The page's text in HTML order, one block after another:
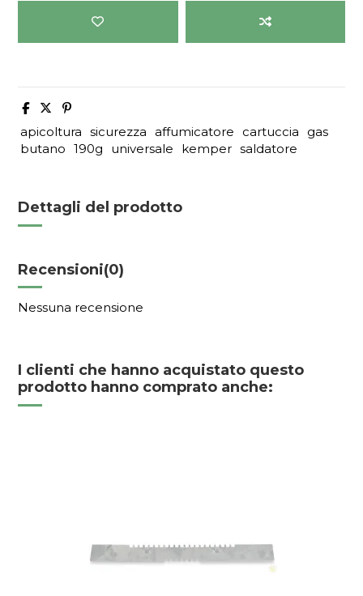
apicoltura sicurezza affumicatore cartuccia
gas
butano
190g universale kemper saldatore
Dettagli del prodotto
Recensioni(0)
Nessuna recensione
I clienti che hanno acquistato questo
prodotto hanno comprato anche: